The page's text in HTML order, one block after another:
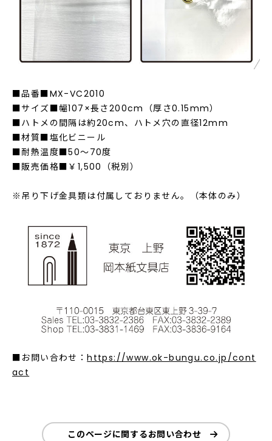
■品番■MX-VC2010
■サイズ■幅107×長さ200cm（厚さ0.15mm）
■ハトメの間隔は約20cm、ハトメ穴の直径12mm
■材質■塩化ビニール
■耐熱温度■50～70度
■販売価格■￥1,500（税別）
※吊り下げ金具類は付属しておりません。（本体のみ）
■お問い合わせ：https://www.ok-bungu.co.jp/cont
act
このページに関するお問い合わせ